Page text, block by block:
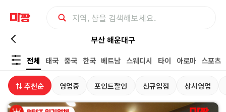
부
산
해
부산 해운대구
전체
태국 중국 한국 베트남 스웨디시 타이 아로마 스포츠
⇅ 추천순 영업중 포인트할인 신규입점 상시영업